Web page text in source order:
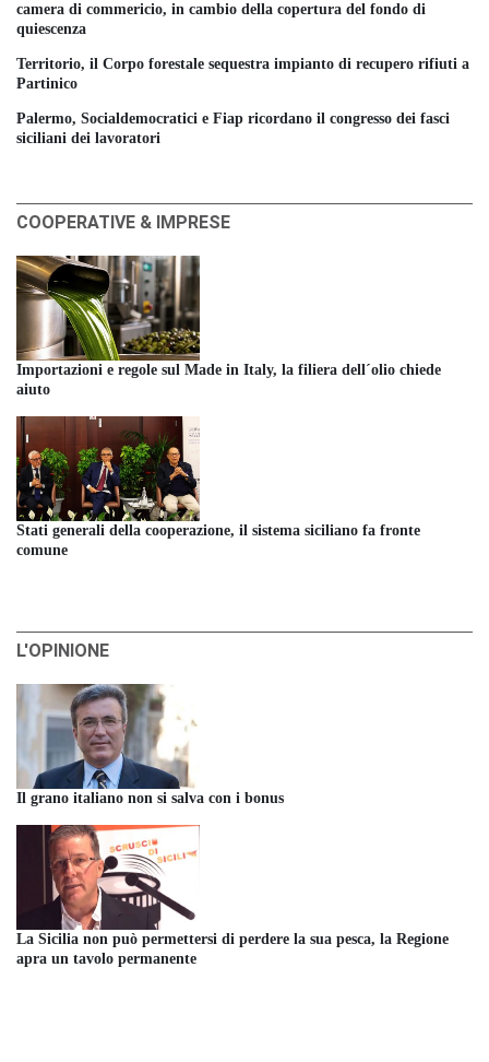
camera di commericio, in cambio della copertura del fondo di
quiescenza
Territorio, il Corpo forestale sequestra impianto di recupero rifiuti a
Partinico
Palermo, Socialdemocratici e Fiap ricordano il congresso dei fasci
siciliani dei lavoratori
COOPERATIVE & IMPRESE
Importazioni e regole sul Made in Italy, la filiera dell´olio chiede
aiuto
Stati generali della cooperazione, il sistema siciliano fa fronte
comune
L'OPINIONE
Il grano italiano non si salva con i bonus
La Sicilia non può permettersi di perdere la sua pesca, la Regione
apra un tavolo permanente